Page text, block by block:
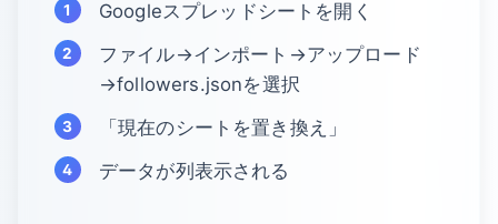
Googleスプレッドシートを開く
ファイル→インポート→アップロード
→followers.jsonを選択
「現在のシートを置き換え」
データが列表示される